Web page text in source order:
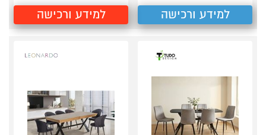
למידע ורכישה למידע ורכישה